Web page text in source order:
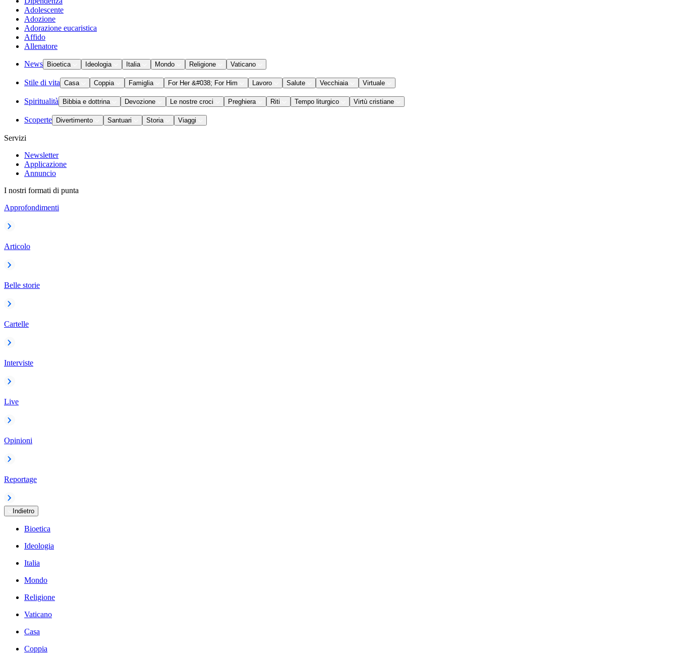
Adolescente
Adozione
Adorazione eucaristica
Affido
Allenatore
News Bioetica Ideologia Italia Mondo Religione Vaticano
Stile di vita Casa Coppia Famiglia For Her &#038; For Him Lavoro Salute Vecchiaia Virtuale
Spiritualità Bibbia e dottrina Devozione Le nostre croci Preghiera Riti Tempo liturgico Virtù cristiane
Scoperte Divertimento Santuari Storia Viaggi
Servizi
Newsletter
Applicazione
Annuncio
I nostri formati di punta
Approfondimenti
Articolo
Belle storie
Cartelle
Interviste
Live
Opinioni
Reportage
Indietro
Bioetica
Ideologia
Italia
Mondo
Religione
Vaticano
Casa
Coppia